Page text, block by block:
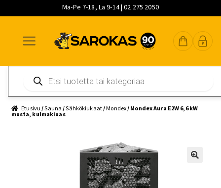
Ma-Pe 7-18, La 9-14 | 02 275 2050
navigointiin
sisältöön
pääsisältöön
search
Etusivu /Sauna /Sähkökiukaat/Mondex / Mondex Aura E2W 6,6 kW
musta, kulmakiuas